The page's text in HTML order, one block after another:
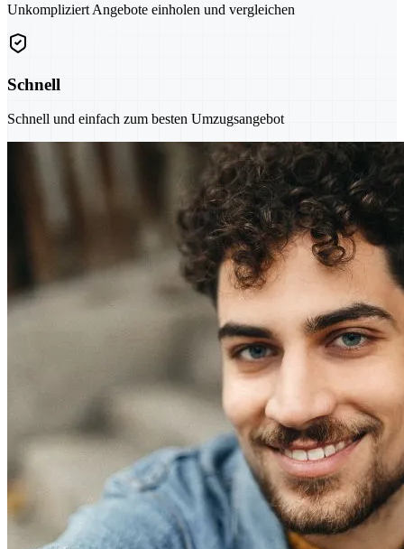
Unkompliziert Angebote einholen und vergleichen
Schnell
Schnell und einfach zum besten Umzugsangebot